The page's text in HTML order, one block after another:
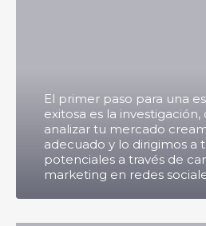
El primer paso para una
exitosa es la investigación,
analizar tu mercado
adecuado y lo dirigimos a
potenciales a través de
marketing en redes